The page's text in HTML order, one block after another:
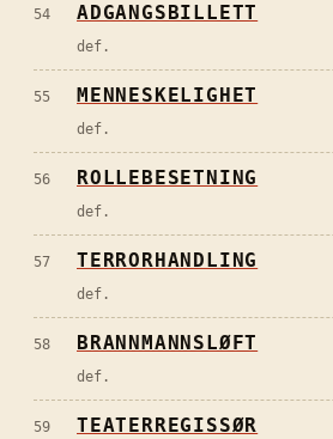
54 ADGANGSBILLETT
def.
55 MENNESKELIGHET
def.
56 ROLLEBESETNING
def.
57 TERRORHANDLING
def.
58 BRANNMANNSLØFT
def.
59 TEATERREGISSØR